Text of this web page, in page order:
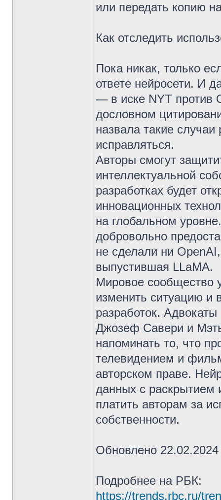
или передать копию
Как отследить
Пока никак, только
ответе нейросети. И
— в иске NYT против
дословном
назвала такие
исправляться.
Авторы смогут
интеллектуальной
разработках будет
инновационных
на глобальном
добровольно
не сделали ни
выпустившая LLaMA.
Мировое сообщество
изменить ситуацию и
разработок.
Джозеф Савери и
напоминать то, что
телевидением и
авторском праве.
данных с раскрытием
платить авторам за
собственности.
Обновлено 22.02.2024
Подробнее на РБК:
https://trends.rbc.ru/